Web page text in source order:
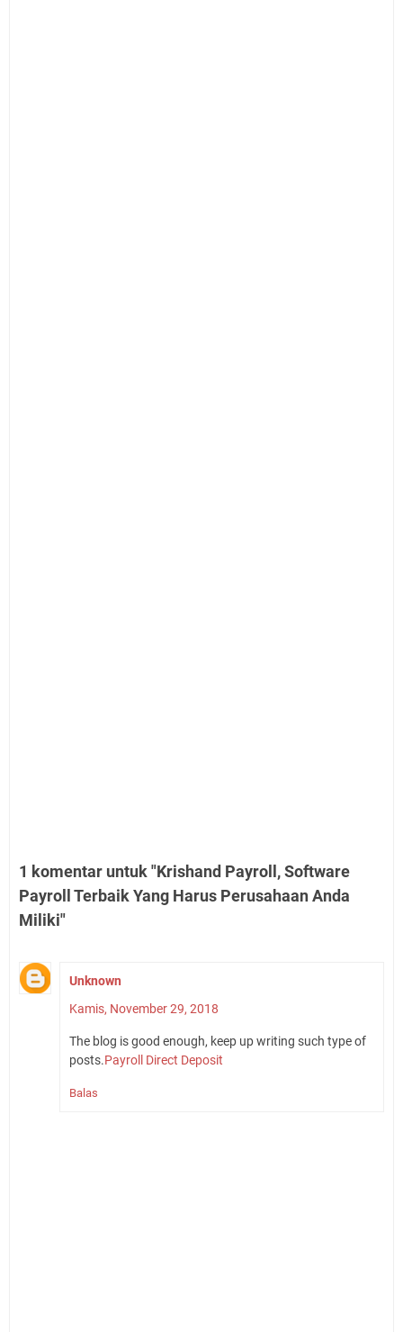
1 komentar untuk "Krishand Payroll, Software
Payroll Terbaik Yang Harus Perusahaan Anda
Miliki"
Unknown
Kamis, November 29, 2018
The blog is good enough, keep up writing such type of
posts.Payroll Direct Deposit
Balas